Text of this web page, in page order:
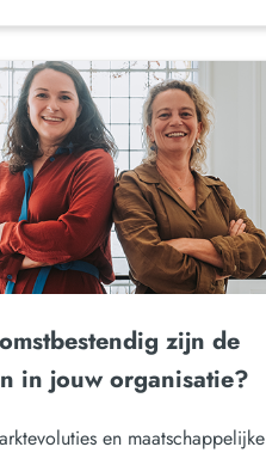
zijn de
in jouw organisatie?
en maatschappelijke